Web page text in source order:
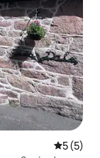
5 (5)